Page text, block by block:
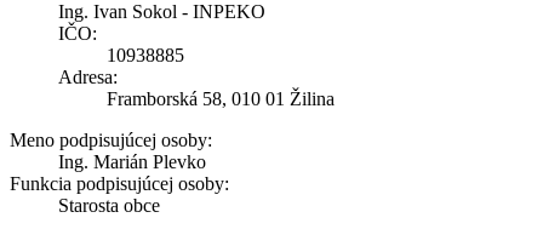
Ing. Ivan Sokol - INPEKO
IČO:
10938885
Adresa:
Framborská 58, 010 01 Žilina
Meno podpisujúcej osoby:
Ing. Marián Plevko
Funkcia podpisujúcej osoby:
Starosta obce